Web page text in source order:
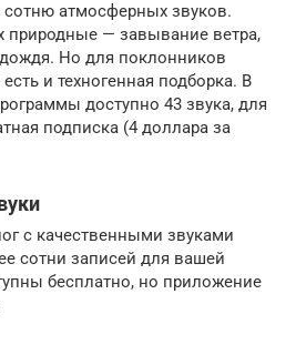
атмосферных звуков.
природные — завывание ветра,
Но для поклонников
и техногенная подборка. В
доступно 43 звука, для
подписка (4 доллара за
с качественными звуками
сотни записей для вашей
бесплатно, но приложение